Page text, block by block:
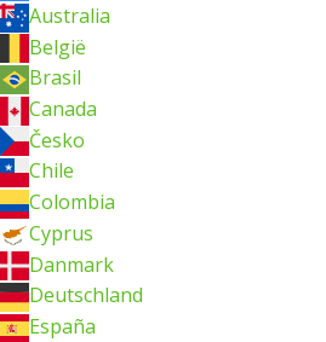
Australia
België
Brasil
Canada
Česko
Chile
Colombia
Cyprus
Danmark
Deutschland
España